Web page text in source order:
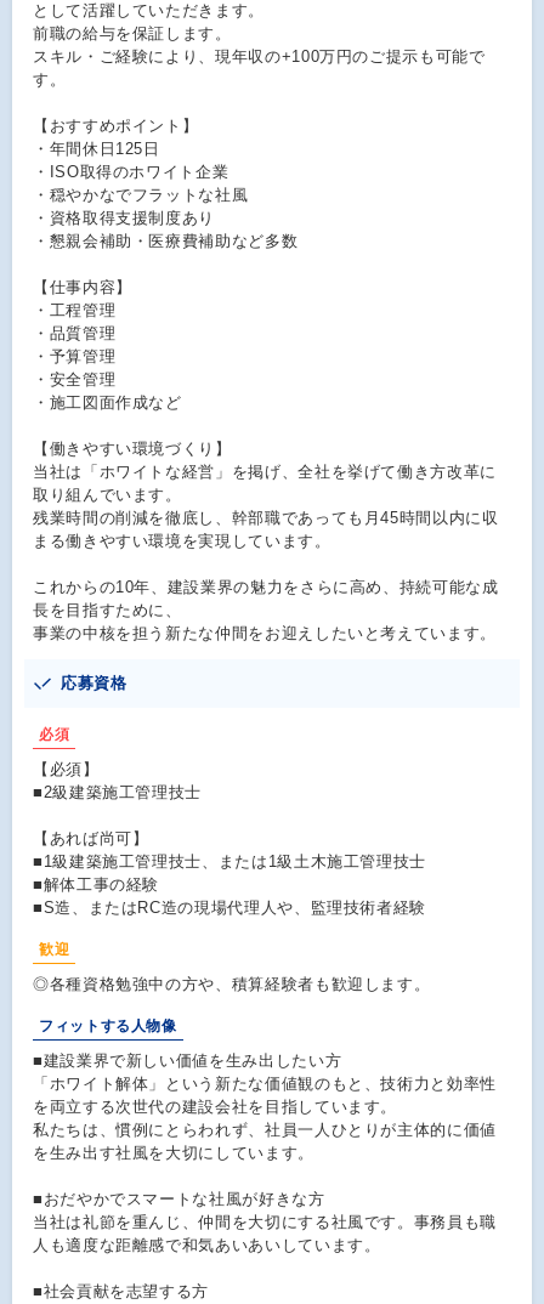
として活躍していただきます。
前職の給与を保証します。
スキル・ご経験により、現年収の+100万円のご提示も可能で
す。
【おすすめポイント】
・年間休日125日
・ISO取得のホワイト企業
・穏やかなでフラットな社風
・資格取得支援制度あり
・懇親会補助・医療費補助など多数
【仕事内容】
・工程管理
・品質管理
・予算管理
・安全管理
・施工図面作成など
【働きやすい環境づくり】
当社は「ホワイトな経営」を掲げ、全社を挙げて働き方改革に
取り組んでいます。
残業時間の削減を徹底し、幹部職であっても月45時間以内に収
まる働きやすい環境を実現しています。
これからの10年、建設業界の魅力をさらに高め、持続可能な成
長を目指すために、
事業の中核を担う新たな仲間をお迎えしたいと考えています。
応募資格
必須
【必須】
■2級建築施工管理技士
【あれば尚可】
■1級建築施工管理技士、または1級土木施工管理技士
■解体工事の経験
■S造、またはRC造の現場代理人や、監理技術者経験
歓迎
◎各種資格勉強中の方や、積算経験者も歓迎します。
フィットする人物像
■建設業界で新しい価値を生み出したい方
「ホワイト解体」という新たな価値観のもと、技術力と効率性
を両立する次世代の建設会社を目指しています。
私たちは、慣例にとらわれず、社員一人ひとりが主体的に価値
を生み出す社風を大切にしています。
■おだやかでスマートな社風が好きな方
当社は礼節を重んじ、仲間を大切にする社風です。事務員も職
人も適度な距離感で和気あいあいしています。
■社会貢献を志望する方